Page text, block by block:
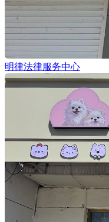
明律法律服务中心